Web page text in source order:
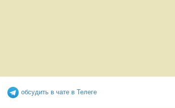
обсудить в чате в Телеге